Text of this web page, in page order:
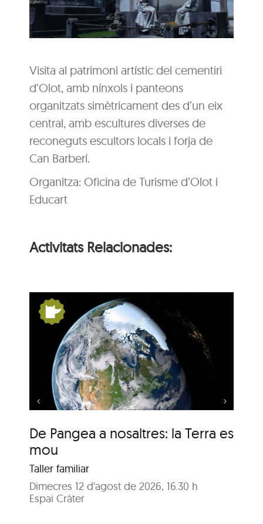
Visita al patrimoni artístic del cementiri
d’Olot, amb nínxols i panteons
organitzats simètricament des d’un eix
central, amb escultures diverses de
reconeguts escultors locals i forja de
Can Barberí.
Organitza: Oficina de Turisme d’Olot i
Educart
Activitats Relacionades:
De Pangea a nosaltres: la Terra es
mou
Taller familiar
Dimecres 12 d'agost de 2026, 16.30 h
Espai Cràter
De Pangea a nosaltres:
la Terra es mou